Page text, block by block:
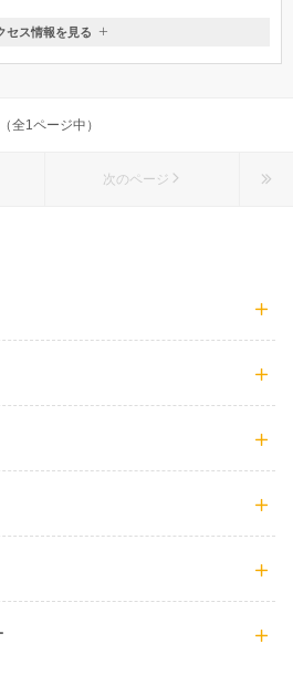
ーノ天文館3階
セス情報を見る
全1ページ中）
次のページ